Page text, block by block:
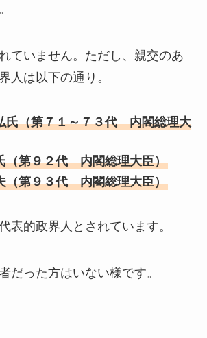
ていません。ただし、親交のあ
人は以下の通り。
（第７１～７３代 内閣総理大
第９２代 内閣総理大臣）
第９３代 内閣総理大臣）
表的政界人とされています。
だった方はいない様です。